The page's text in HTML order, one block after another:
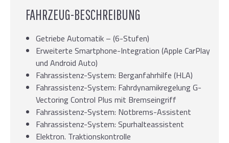
FAHRZEUG-BESCHREIBUNG
Getriebe Automatik – (6-Stufen)
Erweiterte Smartphone-Integration (Apple CarPlay
und Android Auto)
Fahrassistenz-System: Berganfahrhilfe (HLA)
Fahrassistenz-System: Fahrdynamikregelung G-
Vectoring Control Plus mit Bremseingriff
Fahrassistenz-System: Notbrems-Assistent
Fahrassistenz-System: Spurhalteassistent
Elektron. Traktionskontrolle